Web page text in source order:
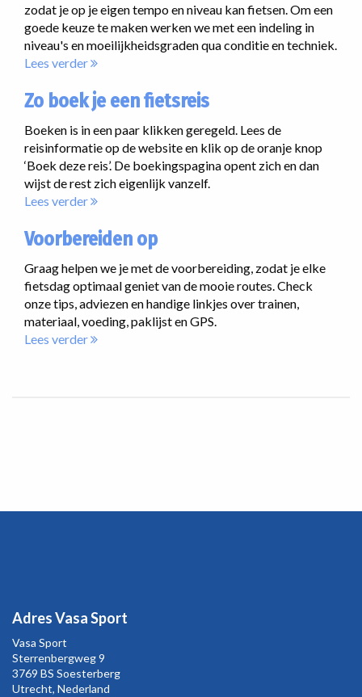
zodat je op je eigen tempo en niveau kan fietsen. Om een
goede keuze te maken werken we met een indeling in
niveau's en moeilijkheidsgraden qua conditie en techniek.
Lees verder
Zo boek je een fietsreis
Boeken is in een paar klikken geregeld. Lees de
reisinformatie op de website en klik op de oranje knop
‘Boek deze reis’. De boekingspagina opent zich en dan
wijst de rest zich eigenlijk vanzelf.
Lees verder
Voorbereiden op
Graag helpen we je met de voorbereiding, zodat je elke
fietsdag optimaal geniet van de mooie routes. Check
onze tips, adviezen en handige linkjes over trainen,
materiaal, voeding, paklijst en GPS.
Lees verder
Adres Vasa Sport
Vasa Sport
Sterrenbergweg9
3769 BS Soesterberg
Utrecht, Nederland